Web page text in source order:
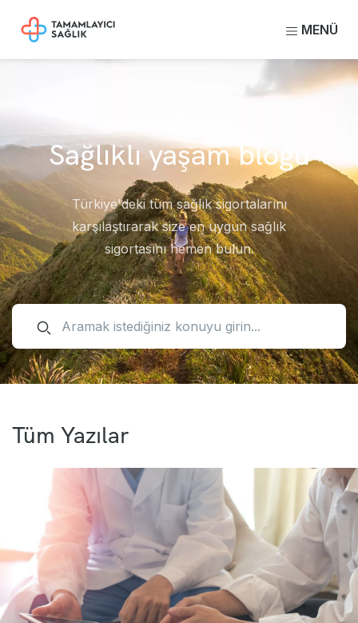
MENÜ
Sağlıklı yaşam blogu
Türkiye'deki tüm sağlık sigortalarını
karşılaştırarak size en uygun sağlık
sigortasını hemen bulun.
Tüm Yazılar